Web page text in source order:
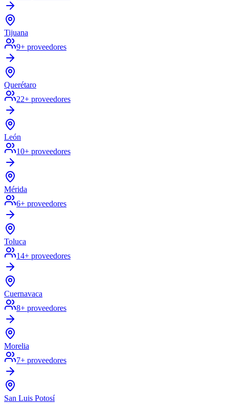
Tijuana
9+ proveedores
Querétaro
22+ proveedores
León
10+ proveedores
Mérida
6+ proveedores
Toluca
14+ proveedores
Cuernavaca
8+ proveedores
Morelia
7+ proveedores
San Luis Potosí